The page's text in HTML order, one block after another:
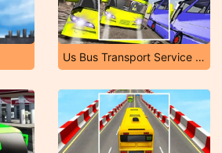
Us Bus Transport Service 2020